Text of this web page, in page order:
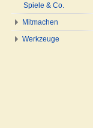
Spiele & Co.
Mitmachen
Werkzeuge